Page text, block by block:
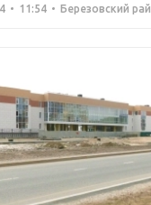
11:54 Березовский